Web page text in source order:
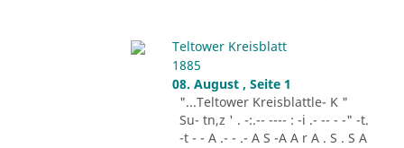
Teltower Kreisblatt
1885
08. August , Seite 1
"...Teltower Kreisblattle- K "
Su- tn,z ' . -:.-- ---- : -i .- -- - -" -t.
-t - - A .- - .- A S -A A r A . S . S A